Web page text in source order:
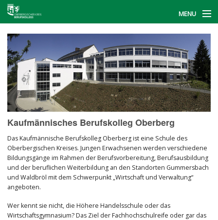
MENU
Start
Berufskollegs
BerufsFinder
Informationstag
Kontakt
Kaufmännisches Berufskolleg Oberberg
Das Kaufmännische Berufskolleg Oberberg ist eine Schule des
Oberbergischen Kreises. Jungen Erwachsenen werden verschiedene
Bildungsgänge im Rahmen der Berufsvorbereitung, Berufsausbildung
und der beruflichen Weiterbildung an den Standorten Gummersbach
und Waldbröl mit dem Schwerpunkt „Wirtschaft und Verwaltung“
angeboten.
Wer kennt sie nicht, die Höhere Handelsschule oder das
Wirtschaftsgymnasium? Das Ziel der Fachhochschulreife oder gar das